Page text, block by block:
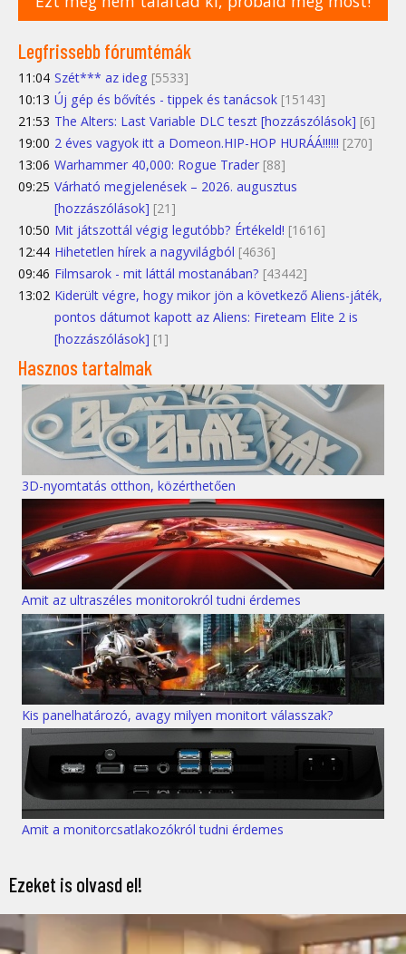
Legfrissebb fórumtémák
11:04 Szét*** az ideg [5533]
10:13 Új gép és bővítés - tippek és tanácsok [15143]
21:53 The Alters: Last Variable DLC teszt [hozzászólások] [6]
19:00 2 éves vagyok itt a Domeon.HIP-HOP HURÁÁ!!!!!! [270]
13:06 Warhammer 40,000: Rogue Trader [88]
09:25 Várható megjelenések – 2026. augusztus
[hozzászólások] [21]
10:50 Mit játszottál végig legutóbb? Értékeld! [1616]
12:44 Hihetetlen hírek a nagyvilágból [4636]
09:46 Filmsarok - mit láttál mostanában? [43442]
13:02 Kiderült végre, hogy mikor jön a következő Aliens-játék,
pontos dátumot kapott az Aliens: Fireteam Elite 2 is
[hozzászólások] [1]
Hasznos tartalmak
3D-nyomtatás otthon, közérthetően
Amit az ultraszéles monitorokról tudni érdemes
Kis panelhatározó, avagy milyen monitort válasszak?
Amit a monitorcsatlakozókról tudni érdemes
Ezeket is olvasd el!